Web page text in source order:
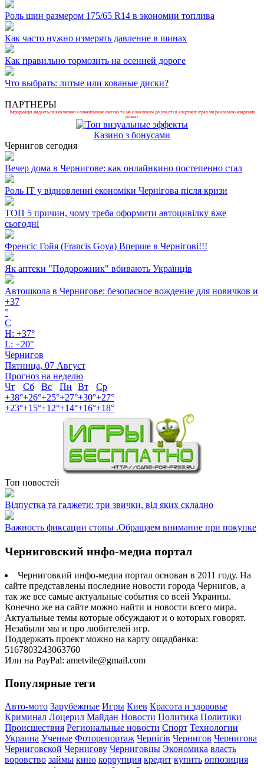
Роль шин размером 175/65 R14 в экономии топлива
Как часто нужно измерять давление в шинах
Как правильно тормозить на осенней дороге
Что выбрать: литые или кованые диски?
ПАРТНЕРЫ
Інформація надається виключно з ознайомчою метою та не є закликом до участі в азартних іграх чи рекламою азартних
розваг.
Казино з бонусами
Чернигов сегодня
Вечер дома в Чернигове: как онлайнкино постепенно стал
Роль ІТ у відновленні економіки Чернігова після кризи
ТОП 5 причин, чому треба оформити автоцивілку вже
сьогодні
Френсіс Гойя (Francis Goya) Вперше в Чернігові!!!
Як аптеки "Подорожник" вбивають Українців
Автошкола в Чернигове: безопасное вождение для новичков и
+37
°
C
H: +37°
L: +20°
Чернигов
Пятница, 07 Август
Прогноз на неделю
Чт
Сб Вс Пн Вт
Ср
+38°+26°+25°+27°+30°+27°
+23°+15°+12°+14°+16°+18°
Топ новостей
Відпустка та гаджети: три звички, від яких складно
Важность фиксации стопы .Обращаем внимание при покупке
Черниговский инфо-медиа портал
Черниговкий инфо-медиа портал основан в 2011 году. На
сайте представлены последние новости города Чернигов, а
так же все самые актуальные события со всей Украины.
Конечно же на сайте можно найти и новости всего мира.
Актуальные темы которые обсуждают и о которых говорят.
Незабыли мы и про любителей игр.
Поддержать проект можно на карту ощадбанка:
5167803243063760
Или на PayPal: ametvile@gmail.com
Популярные теги
Авто-мото Зарубежные Игры Киев Красота и здоровье
Криминал Лоцерил Майдан Новости Политика Политики
Происшествия Региональные новости Спорт Технологии
Украина Ученые Фоторепортаж Чернігів Чернигов Чернигова
Черниговской Чернигову Черниговцы Экономика власть
воровство займы кино коррупция кредит купить оппозиция